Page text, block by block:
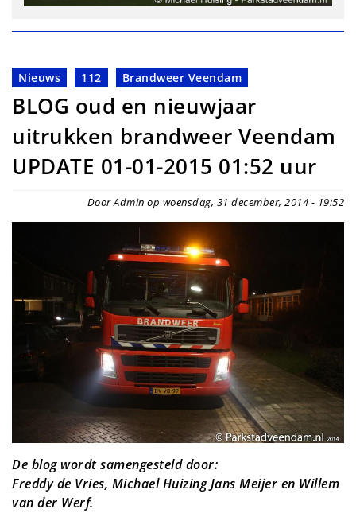
Nieuws 112 Brandweer Veendam
BLOG oud en nieuwjaar
uitrukken brandweer Veendam
UPDATE 01-01-2015 01:52 uur
Door Admin op woensdag, 31 december, 2014 - 19:52
De blog wordt samengesteld door:
Freddy de Vries, Michael Huizing Jans Meijer en Willem
van der Werf.